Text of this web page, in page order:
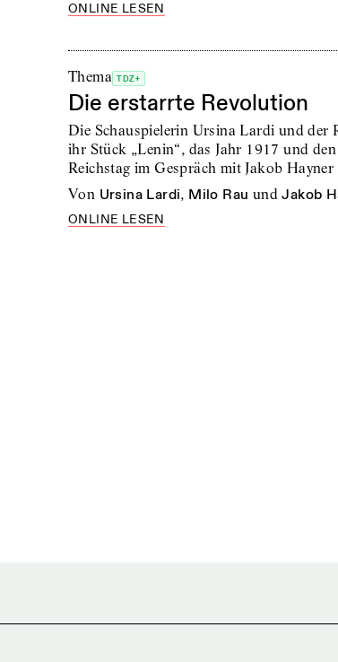
ONLINE LESEN
Thema TDZ+
Die erstarrte Revolution
Die Schauspielerin Ursina Lardi und der
ihr Stück „Lenin“, das Jahr 1917 und
Reichstag im Gespräch mit Jakob Hayner
von Ursina Lardi, Milo Rau und Jakob
ONLINE LESEN